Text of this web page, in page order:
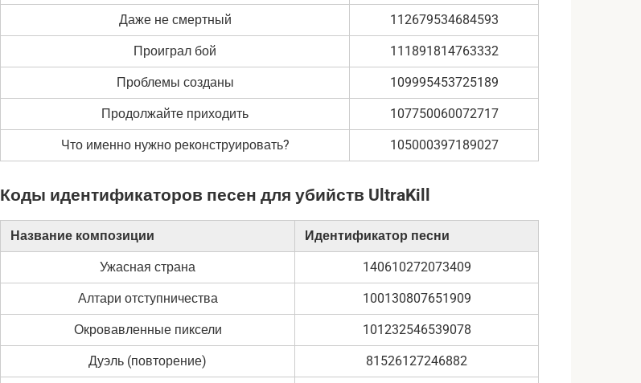
Даже не смертный 112679534684593
Проиграл бой 111891814763332
Проблемы созданы 109995453725189
Продолжайте приходить 107750060072717
Что именно нужно реконструировать? 105000397189027
Коды идентификаторов песен для убийств UltraKill
Название композиции Идентификатор песни
Ужасная страна 140610272073409
Алтари отступничества 100130807651909
Окровавленные пиксели 101232546539078
Дуэль (повторение) 81526127246882